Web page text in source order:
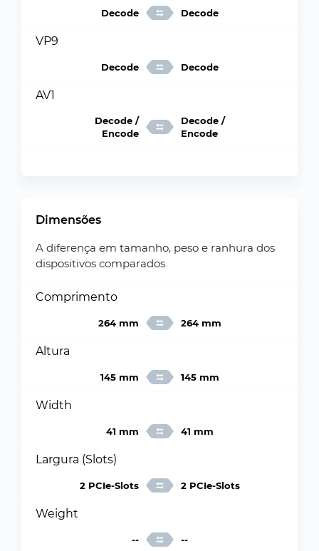
Decode Decode
VP9
Decode Decode
AV1
Decode /
Encode
Decode /
Encode
Dimensões
A diferença em tamanho, peso e ranhura dos
dispositivos comparados
Comprimento
264 mm 264 mm
Altura
145 mm 145 mm
Width
41 mm 41 mm
Largura (Slots)
2 PCIe-Slots 2 PCIe-Slots
Weight
-- --